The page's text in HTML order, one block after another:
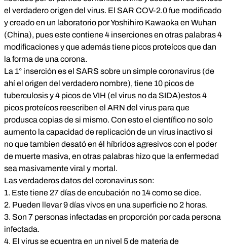
el verdadero origen del virus. El SAR COV-2.0 fue modificado
y creado en un laboratorio por Yoshihiro Kawaoka en Wuhan
(China), pues este contiene 4 inserciones en otras palabras 4
modificaciones y que además tiene picos proteícos que dan
la forma de una corona.
La 1° inserción es el SARS sobre un simple coronavirus (de
ahí el origen del verdadero nombre), tiene 10 picos de
tuberculosis y 4 picos de VIH (el virus no da SIDA)estos 4
picos proteícos reescriben el ARN del virus para que
produsca copias de si mismo. Con esto el científico no solo
aumento la capacidad de replicación de un virus inactivo si
no que tambien desató en él híbridos agresivos con el poder
de muerte masiva, en otras palabras hizo que la enfermedad
sea masivamente viral y mortal.
Las verdaderos datos del coronavirus son:
1. Este tiene 27 días de encubación no 14 como se dice.
2. Pueden llevar 9 días vivos en una superficie no 2 horas.
3. Son 7 personas infectadas en proporción por cada persona
infectada.
4. El virus se ecuentra en un nivel 5 de materia de